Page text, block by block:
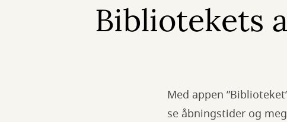
Bibliotekets
Med appen
se åbningstider og